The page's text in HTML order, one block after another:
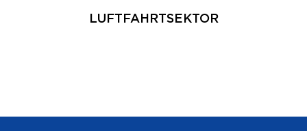
LUFTFAHRTSEKTOR